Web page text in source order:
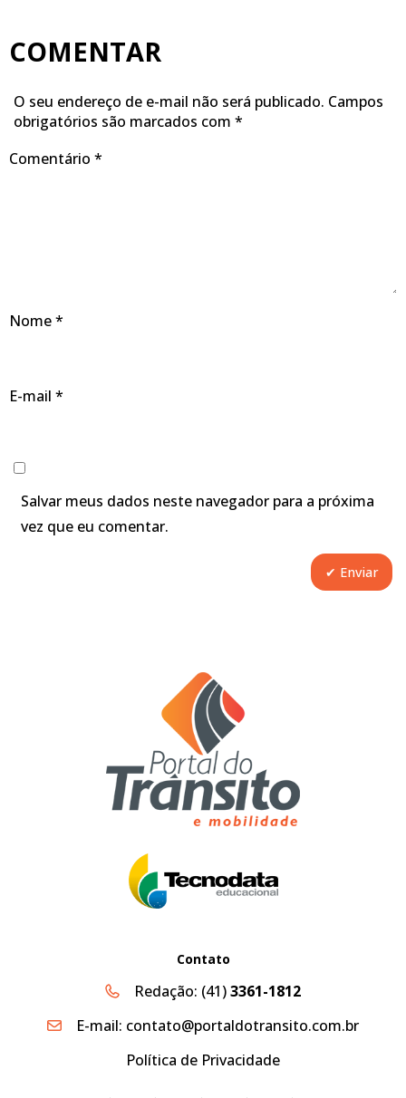
COMENTAR
O seu endereço de e-mail não será publicado. Campos
obrigatórios são marcados com *
Comentário *
Nome*
E-mail *
Salvar meus dados neste navegador para a próxima
vez que eu comentar.
Contato
Redação: (41)3361-1812
E-mail: contato@portaldotransito.com.br
Política de Privacidade